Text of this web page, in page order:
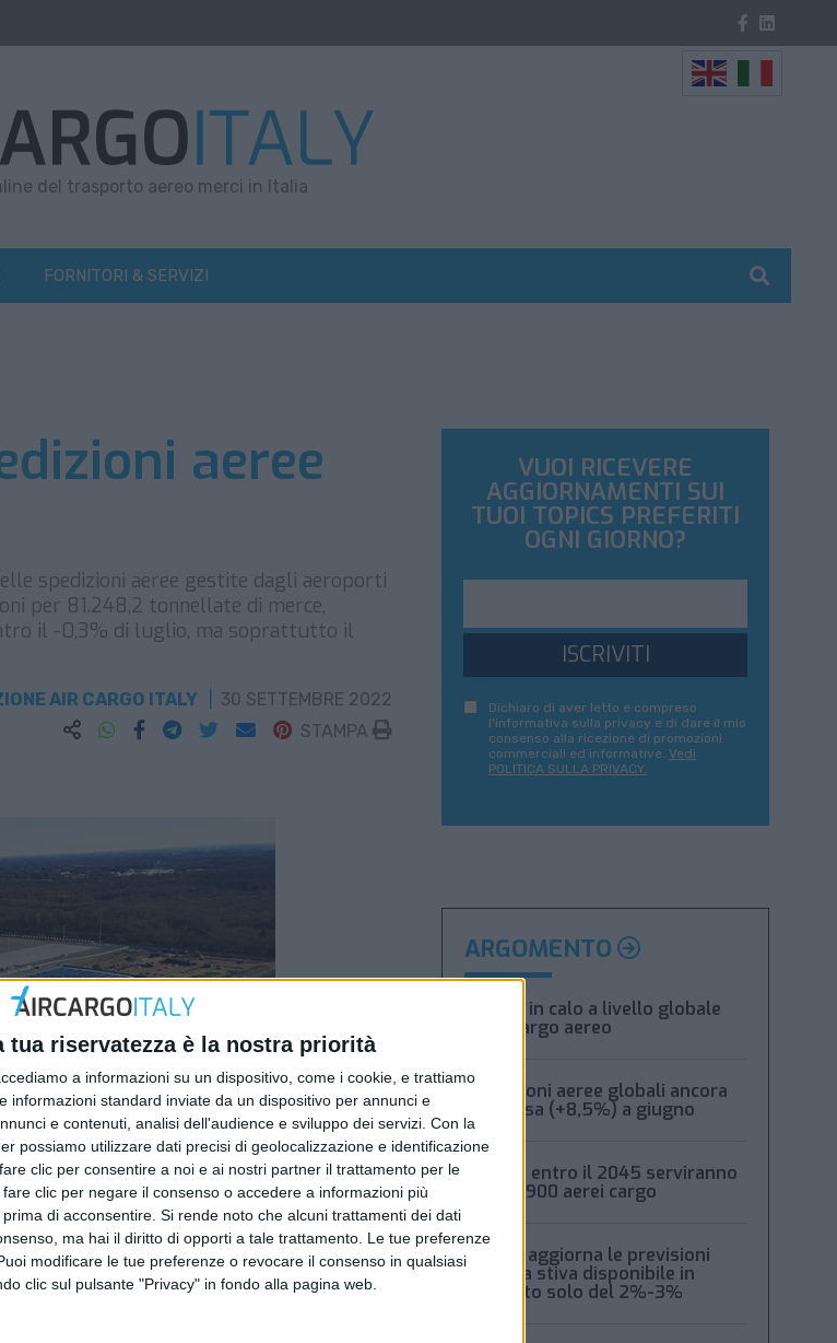
tua riservatezza è la nostra priorità
a informazioni su un dispositivo, come i cookie, e trattiamo
informazioni standard inviate da un dispositivo per annunci e
e contenuti, analisi dell'audience e sviluppo dei servizi. Con la
possiamo utilizzare dati precisi di geolocalizzazione e identificazione
clic per consentire a noi e ai nostri partner il trattamento per le
clic per negare il consenso o accedere a informazioni più
di acconsentire. Si rende noto che alcuni trattamenti dei dati
ma hai il diritto di opporti a tale trattamento. Le tue preferenze
modificare le tue preferenze o revocare il consenso in qualsiasi
clic sul pulsante "Privacy" in fondo alla pagina web.
del trasporto aereo merci in Italia
FORNITORI & SERVIZI
aeree
spedizioni aeree gestite dagli aeroporti
per 81.248,2 tonnellate di merce,
il -0,3% di luglio, ma soprattutto il
AIR CARGO ITALY
30 SETTEMBRE 2022
STAMPA
VUOI RICEVERE
AGGIORNAMENTI SUI
TUOI TOPICS PREFERITI
OGNI GIORNO?
ISCRIVITI
Dichiaro di aver letto e compreso
l'informativa sulla privacy e di dare il mio
consenso alla ricezione di promozioni
commerciali ed informative. Vedi
POLITICA SULLA PRIVACY.
ARGOMENTO
Volumi in calo a livello globale
per il cargo aereo
Spedizioni aeree globali ancora
in ripresa (+8,5%) a giugno
Boeing: entro il 2045 serviranno
oltre 2.900 aerei cargo
Xeneta aggiorna le previsioni
2026: la stiva disponibile in
aumento solo del 2%-3%